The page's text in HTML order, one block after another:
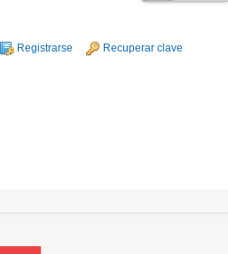
Registrarse Recuperar clave